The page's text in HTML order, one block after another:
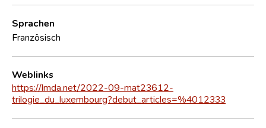
Sprachen
Französisch
Weblinks
https://lmda.net/2022-09-mat23612-
trilogie_du_luxembourg?debut_articles=%4012333